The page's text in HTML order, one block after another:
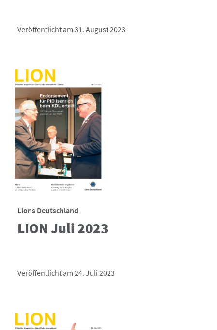
Veröffentlicht am 31. August 2023
Lions Deutschland
LION Juli 2023
Veröffentlicht am 24. Juli 2023